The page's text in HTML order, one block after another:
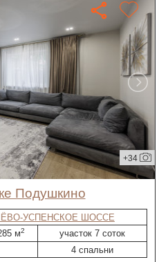
+34
Подушкино
УСПЕНСКОЕ ШОССЕ
м2
участок 7 соток
4 спальни